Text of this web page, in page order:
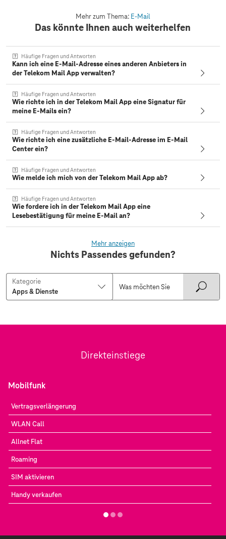
Mehr zum Thema: E-Mail
Das könnte Ihnen auch weiterhelfen
Häufige Fragen und Antworten
Kann ich eine E-Mail-Adresse eines anderen Anbieters in
der Telekom Mail App verwalten?
Häufige Fragen und Antworten
Wie richte ich in der Telekom Mail App eine Signatur für
meine E-Mails ein?
Häufige Fragen und Antworten
Wie richte ich eine zusätzliche E-Mail-Adresse im E-Mail
Center ein?
Häufige Fragen und Antworten
Wie melde ich mich von der Telekom Mail App ab?
Häufige Fragen und Antworten
Wie fordere ich in der Telekom Mail App eine
Lesebestätigung für meine E-Mail an?
Mehr anzeigen
Nichts Passendes gefunden?
Kategorie
Direkteinstiege
Mobilfunk
Vertragsverlängerung
WLAN Call
Allnet Flat
Roaming
SIM aktivieren
Handy verkaufen